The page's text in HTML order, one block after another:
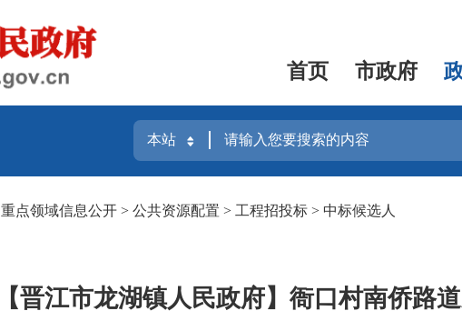
首页 市政府
重点领域信息公开 > 公共资源配置 > 工程招投标 > 中标候选人
【晋江市龙湖镇人民政府】衙口村南侨路